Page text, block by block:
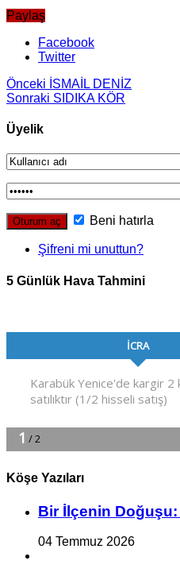
Paylaş
Facebook
Twitter
Önceki İSMAİL DENİZ
Sonraki SIDIKA KÖR
Üyelik
Beni hatırla
Şifreni mi unuttun?
5 Günlük Hava Tahmini
Köşe Yazıları
Bir İlçe­nin Do­ğu­şu:
04 Temmuz 2026